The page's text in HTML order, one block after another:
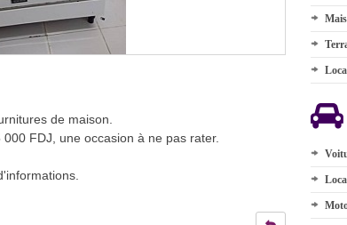
de maison.
FDJ, une occasion à ne pas rater.